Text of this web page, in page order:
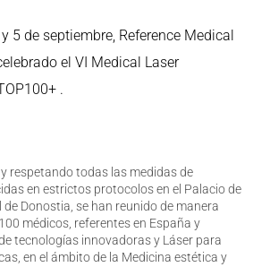
5 de septiembre, Reference Medical
el VI Medical Laser
.
respetando todas las medidas de
en estrictos protocolos en el Palacio de
Donostia, se han reunido de manera
médicos, referentes en España y
tecnologías innovadoras y Láser para
en el ámbito de la Medicina estética y